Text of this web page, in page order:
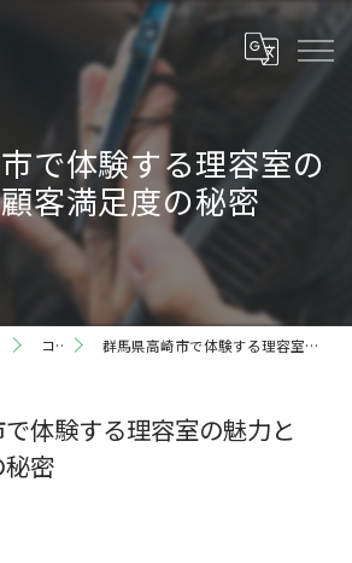
で体験する理容室の
客満足度の秘密
コラム 群馬県高崎市で体験する理容室の魅力と顧客満足度の秘密
体験する理容室の魅力と
密